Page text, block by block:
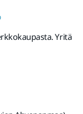
Yritä